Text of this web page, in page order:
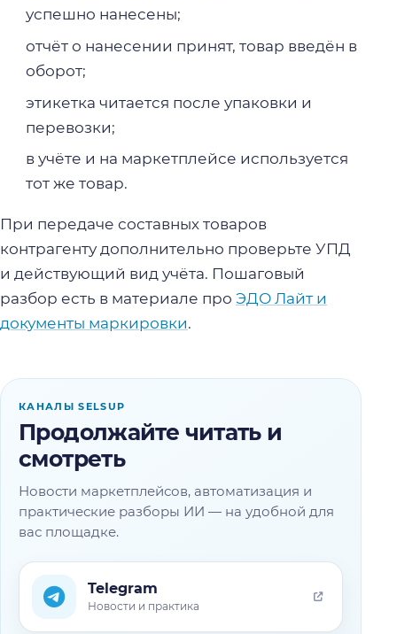
успешно нанесены;
отчёт о нанесении принят, товар введён в
оборот;
этикетка читается после упаковки и
перевозки;
в учёте и на маркетплейсе используется
тот же товар.
При передаче составных товаров
контрагенту дополнительно проверьте УПД
и действующий вид учёта. Пошаговый
разбор есть в материале про ЭДО Лайт и
документы маркировки.
КАНАЛЫ SELSUP
Продолжайте читать и
смотреть
Новости маркетплейсов, автоматизация и
практические разборы ИИ — на удобной для
вас площадке.
Telegram
Новости и практика